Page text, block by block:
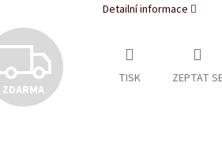
Z
ZDARMA
Detailní informace
TISK ZEPTAT